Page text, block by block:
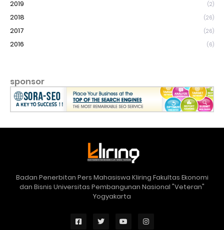
2019 (2)
2018 (26)
2017 (26)
2016 (6)
sponsor
Badan Penerbitan Pers Mahasiswa Kliring Fakultas Ekonomi
dan Bisnis Universitas Pembangunan Nasional "Veteran"
Yogyakarta